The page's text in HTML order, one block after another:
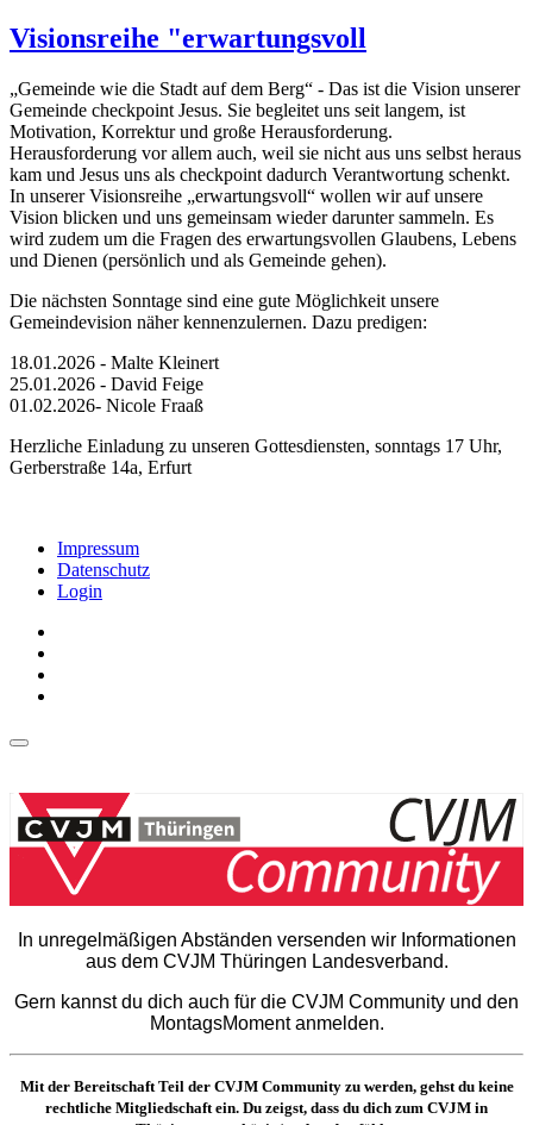
Visionsreihe "erwartungsvoll
„Gemeinde wie die Stadt auf dem Berg“ - Das ist die Vision unserer
Gemeinde checkpoint Jesus. Sie begleitet uns seit langem, ist
Motivation, Korrektur und große Herausforderung.
Herausforderung vor allem auch, weil sie nicht aus uns selbst heraus
kam und Jesus uns als checkpoint dadurch Verantwortung schenkt.
In unserer Visionsreihe „erwartungsvoll“ wollen wir auf unsere
Vision blicken und uns gemeinsam wieder darunter sammeln. Es
wird zudem um die Fragen des erwartungsvollen Glaubens, Lebens
und Dienen (persönlich und als Gemeinde gehen).
Die nächsten Sonntage sind eine gute Möglichkeit unsere
Gemeindevision näher kennenzulernen. Dazu predigen:
18.01.2026 - Malte Kleinert
25.01.2026 - David Feige
01.02.2026- Nicole Fraaß
Herzliche Einladung zu unseren Gottesdiensten, sonntags 17 Uhr,
Gerberstraße 14a, Erfurt
Impressum
Datenschutz
Login
In unregelmäßigen Abständen versenden wir Informationen
aus dem CVJM Thüringen Landesverband.
Gern kannst du dich auch für die CVJM Community und den
MontagsMoment anmelden.
Mit der Bereitschaft Teil der CVJM Community zu werden, gehst du keine
rechtliche Mitgliedschaft ein. Du zeigst, dass du dich zum CVJM in